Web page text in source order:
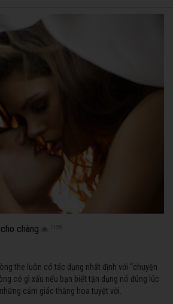
chàng
the luôn có tác dụng nhất định với “chuyện
có gì xấu nếu bạn biết tận dụng nó đúng lúc
cảm giác thăng hoa tuyệt vời.